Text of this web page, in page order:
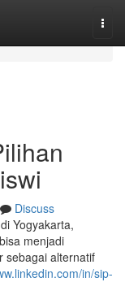
Discuss
Yogyakarta,
menjadi
sebagai alternatif
in/sip-